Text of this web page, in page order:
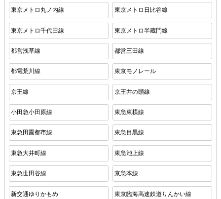
東京メトロ丸ノ内線 東京メトロ日比谷線
東京メトロ千代田線 東京メトロ半蔵門線
都営浅草線 都営三田線
都電荒川線 東京モノレール
京王線 京王井の頭線
小田急小田原線 東急東横線
東急田園都市線 東急目黒線
東急大井町線 東急池上線
東急世田谷線 京急本線
新交通ゆりかもめ 東京臨海高速鉄道りんかい線